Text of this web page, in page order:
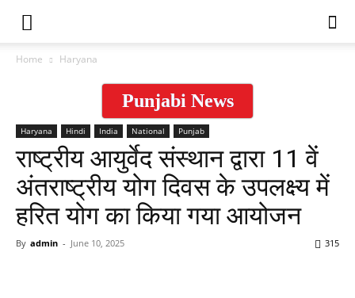
Home Haryana
Punjabi News
Haryana Hindi India National Punjab
राष्ट्रीय आयुर्वेद संस्थान द्वारा 11 वें
अंतराष्ट्रीय योग दिवस के उपलक्ष्य में
हरित योग का किया गया आयोजन
By admin - June 10, 2025 315